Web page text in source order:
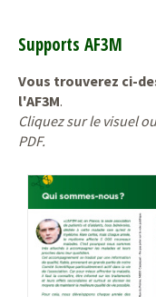
Supports AF3M
Vous trouverez ci-
l'AF3M.
Cliquez sur le visuel
PDF.